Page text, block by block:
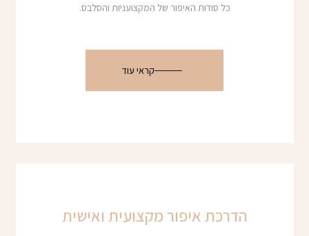
כל סודות האיפור של המקצועניות והסלבס.
קראי עוד
הדרכת איפור מקצועית ואישית